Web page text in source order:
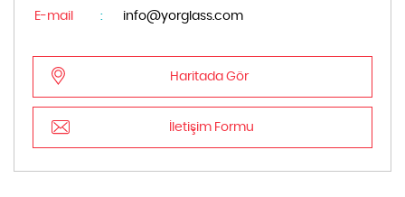
E-mail
: info@yorglass.com
Haritada Gör
İletişim Formu